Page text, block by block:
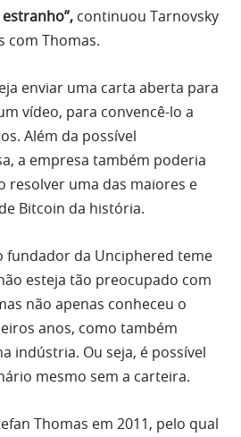
continuou Tarnovsky
com Thomas.
enviar uma carta aberta para
vídeo, para convencê-lo a
Além da possível
a empresa também poderia
resolver uma das maiores e
Bitcoin da história.
fundador da Unciphered teme
esteja tão preocupado com
não apenas conheceu o
anos, como também
indústria. Ou seja, é possível
mesmo sem a carteira.
Thomas em 2011, pelo qual